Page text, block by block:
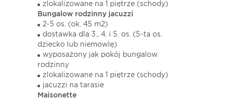
zlokalizowane na 1 piętrze (schody)
Bungalow rodzinny jacuzzi
2-5 os. (ok. 45 m2)
dostawka dla 3., 4. i 5. os. (5-ta os.
dziecko lub niemowlę)
wyposażony jak pokój bungalow
rodzinny
zlokalizowane na 1 piętrze (schody)
jacuzzi na tarasie
Maisonette